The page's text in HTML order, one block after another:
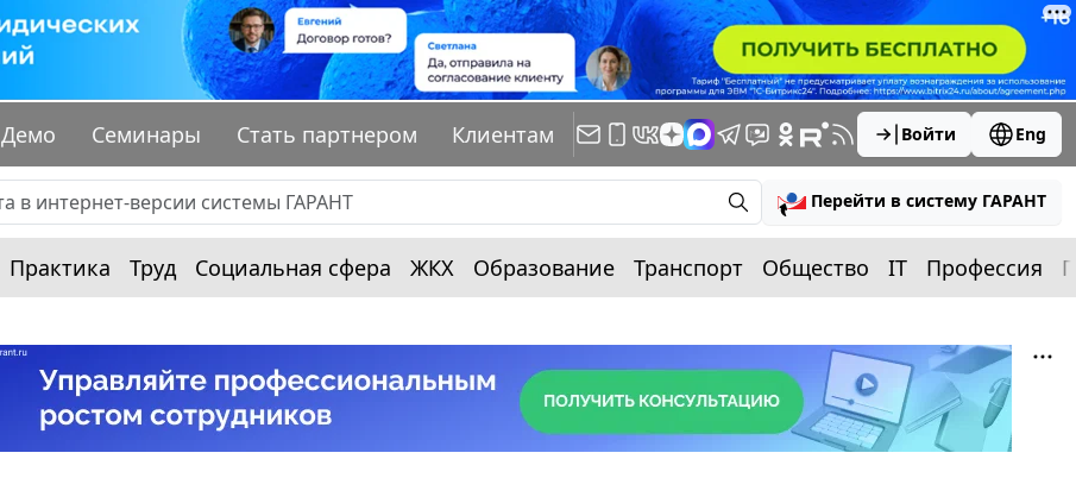
Демо Семинары Стать партнером Клиентам Войти Eng
Перейти в систему ГАРАНТ
Практика Труд Социальная сфера ЖКХ Образование Транспорт Общество IT Профессия